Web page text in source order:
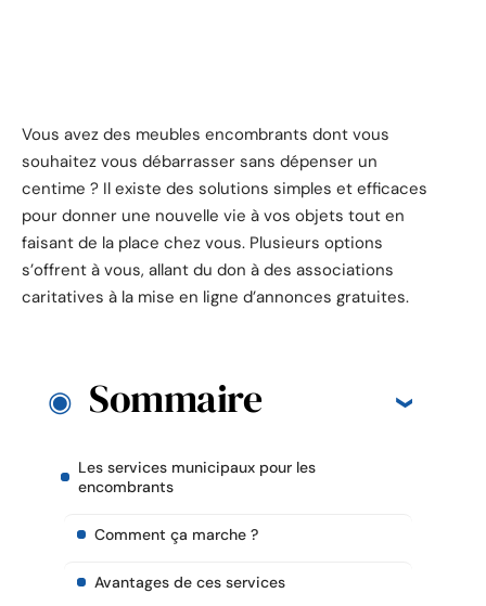
Vous avez des meubles encombrants dont vous
souhaitez vous débarrasser sans dépenser un
centime ? Il existe des solutions simples et efficaces
pour donner une nouvelle vie à vos objets tout en
faisant de la place chez vous. Plusieurs options
s’offrent à vous, allant du don à des associations
caritatives à la mise en ligne d’annonces gratuites.
Sommaire
Les services municipaux pour les
encombrants
Comment ça marche ?
Avantages de ces services